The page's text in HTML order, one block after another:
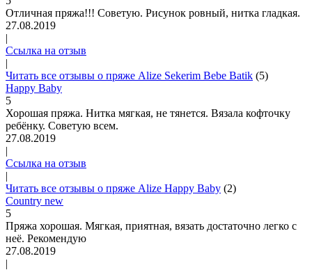
Отличная пряжа!!! Советую. Рисунок ровный, нитка гладкая.
27.08.2019
|
Ссылка на отзыв
|
Читать все отзывы о пряже Alize Sekerim Bebe Batik (5)
Happy Baby
5
Хорошая пряжа. Нитка мягкая, не тянется. Вязала кофточку
ребёнку. Советую всем.
27.08.2019
|
Ссылка на отзыв
|
Читать все отзывы о пряже Alize Happy Baby (2)
Country new
5
Пряжа хорошая. Мягкая, приятная, вязать достаточно легко с
неё. Рекомендую
27.08.2019
|